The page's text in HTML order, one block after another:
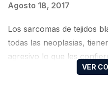
Agosto 18, 2017
Los sarcomas de tejidos
todas las neoplasias,
agresivo lo que les
cirugía es el tratamiento